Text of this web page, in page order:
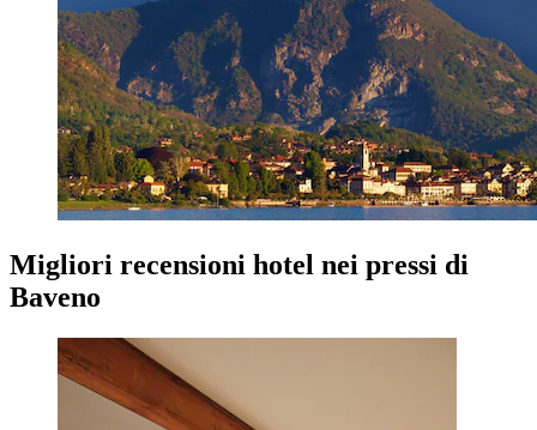
Migliori recensioni hotel nei pressi di
Baveno